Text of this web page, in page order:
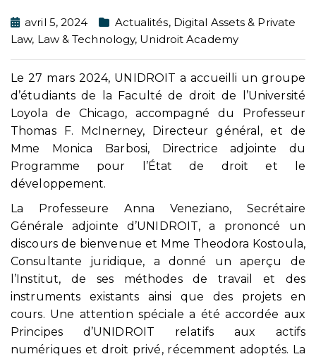
avril 5, 2024 Actualités, Digital Assets & Private
Law, Law & Technology, Unidroit Academy
Le 27 mars 2024, UNIDROIT a accueilli un groupe
d’étudiants de la Faculté de droit de l’Université
Loyola de Chicago, accompagné du Professeur
Thomas F. McInerney, Directeur général, et de
Mme Monica Barbosi, Directrice adjointe du
Programme pour l’État de droit et le
développement.
La Professeure Anna Veneziano, Secrétaire
Générale adjointe d’UNIDROIT, a prononcé un
discours de bienvenue et Mme Theodora Kostoula,
Consultante juridique, a donné un aperçu de
l’Institut, de ses méthodes de travail et des
instruments existants ainsi que des projets en
cours. Une attention spéciale a été accordée aux
Principes d’UNIDROIT relatifs aux actifs
numériques et droit privé, récemment adoptés. La